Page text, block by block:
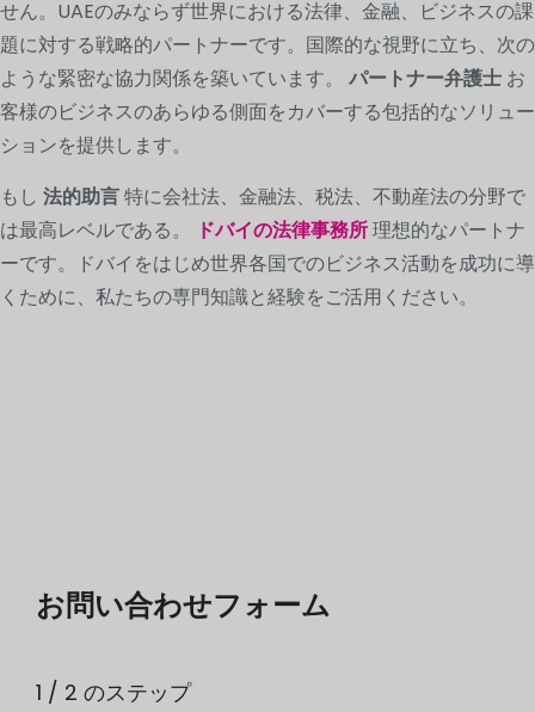
せん。UAEのみならず世界における法律、金融、ビジネスの課
題に対する戦略的パートナーです。国際的な視野に立ち、次の
ような緊密な協力関係を築いています。 パートナー弁護士 お
客様のビジネスのあらゆる側面をカバーする包括的なソリュー
ションを提供します。
もし 法的助言特に会社法、金融法、税法、不動産法の分野で
は最高レベルである。
ドバイの法律事務所理想的なパートナ
ーです。ドバイをはじめ世界各国でのビジネス活動を成功に導
くために、私たちの専門知識と経験をご活用ください。
お問い合わせフォーム
1 / 2 のステップ